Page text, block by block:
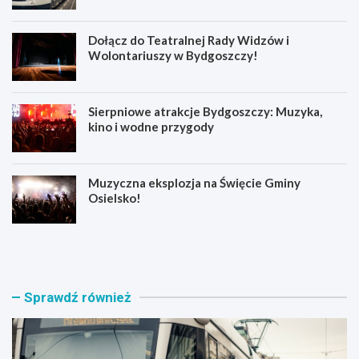
Dołącz do Teatralnej Rady Widzów i
Wolontariuszy w Bydgoszczy!
Sierpniowe atrakcje Bydgoszczy: Muzyka,
kino i wodne przygody
Muzyczna eksplozja na Święcie Gminy
Osielsko!
T
a
e
w
D
z
o
T
Sprawdź również